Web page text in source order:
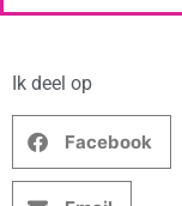
Ik deel op
Facebook